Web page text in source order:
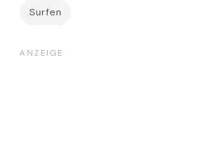
Surfen
ANZEIGE